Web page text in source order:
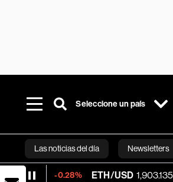
Seleccione un país
Las noticias del día Newsletters
ETH/USD 1,903.135 -0.66%